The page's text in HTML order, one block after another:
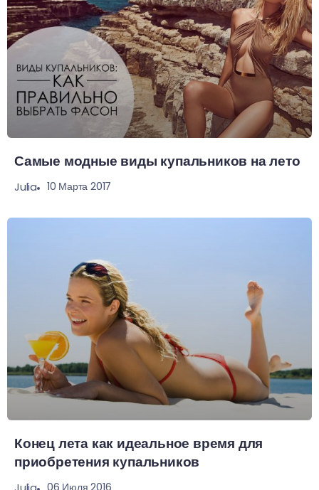
Самые модные виды купальников на лето
Julia 10 Марта 2017
Конец лета как идеальное время для
приобретения купальников